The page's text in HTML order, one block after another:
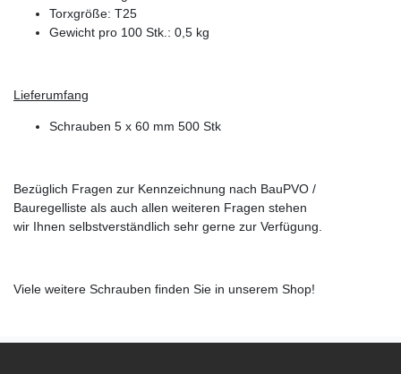
Torxgröße: T25
Gewicht pro 100 Stk.: 0,5 kg
Lieferumfang
Schrauben 5 x 60 mm 500 Stk
Bezüglich Fragen zur Kennzeichnung nach BauPVO /
Bauregelliste als auch allen weiteren Fragen stehen
wir Ihnen selbstverständlich sehr gerne zur Verfügung.
Viele weitere Schrauben finden Sie in unserem Shop!